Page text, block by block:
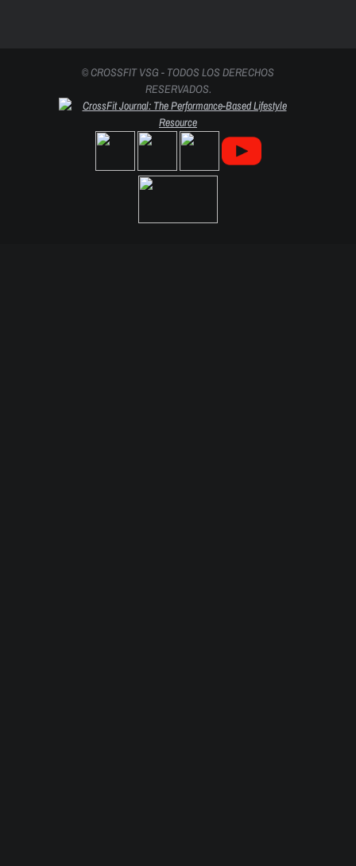
© CROSSFIT VSG - TODOS LOS DERECHOS
RESERVADOS.